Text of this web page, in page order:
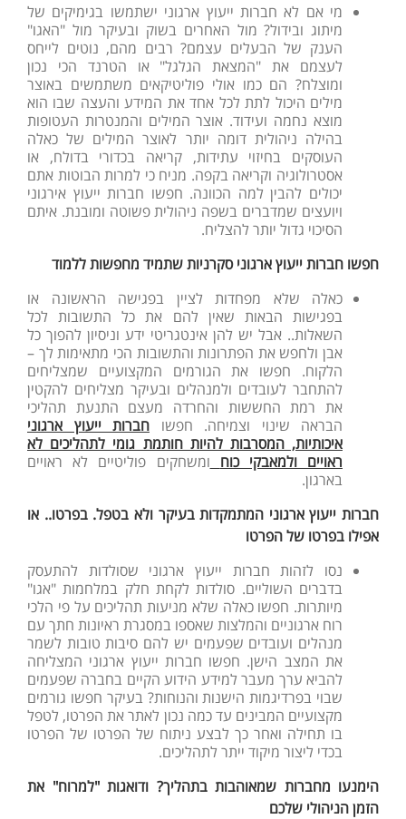
מי אם לא חברות ייעוץ ארגוני ישתמשו בגימיקים של
מיתוג ובידול? מול האחרים בשוק ובעיקר מול "האגו"
הענק של הבעלים עצמם? רבים מהם, נוטים לייחס
לעצמם את "המצאת הגלגל" או הטרנד הכי נכון
ומוצלח? הם כמו אולי פוליטיקאים משתמשים באוצר
מילים היכול לתת לכל אחד את המידע והעצה שבו הוא
מוצא נחמה ועידוד. אוצר המילים והמנטרות העטופות
בהילה ניהולית דומה יותר לאוצר המילים של כאלה
העוסקים בחיזוי עתידות, קריאה בכדורי בדולח, או
אסטרולוגיה וקריאה בקפה. מניח כי למרות הבוטות אתם
יכולים להבין למה הכוונה. חפשו חברות ייעוץ אירגוני
ויועצים שמדברים בשפה ניהולית פשוטה ומובנת. איתם
הסיכוי גדול יותר להצליח.
חפשו חברות ייעוץ ארגוני סקרניות שתמיד מחפשות ללמוד
כאלה שלא מפחדות לציין בפגישה הראשונה או
בפגישות הבאות שאין להם את כל התשובות לכל
השאלות.. אבל יש להן אינטגריטי ידע וניסיון להפוך כל
אבן ולחפש את הפתרונות והתשובות הכי מתאימות לך –
הלקוח. חפשו את הגורמים המקצועיים שמצליחים
להתחבר לעובדים ולמנהלים ובעיקר מצליחים להקטין
את רמת החששות והחרדה מעצם התנעת תהליכי
הבראה שינוי וצמיחה. חפשו חברות ייעוץ ארגוני
איכותיות, המסרבות להיות חותמת גומי לתהליכים לא
ראויים ולמאבקי כוח ומשחקים פוליטיים לא ראויים
בארגון.
חברות ייעוץ ארגוני המתמקדות בעיקר ולא בטפל. בפרטו.. או
אפילו בפרטו של הפרטו
נסו לזהות חברות ייעוץ ארגוני שסולדות להתעסק
בדברים השוליים. סולדות לקחת חלק במלחמות "אגו"
מיותרות. חפשו כאלה שלא מניעות תהליכים על פי הלכי
רוח ארגוניים והמלצות שאספו במסגרת ראיונות חתך עם
מנהלים ועובדים שפעמים יש להם סיבות טובות לשמר
את המצב הישן. חפשו חברות ייעוץ ארגוני המצליחה
להביא ערך מעבר למידע הידוע הקיים בחברה שפעמים
שבוי בפרדיגמות הישנות והנוחות? בעיקר חפשו גורמים
מקצועיים המבינים עד כמה נכון לאתר את הפרטו, לטפל
בו תחילה ואחר כך לבצע ניתוח של הפרטו של הפרטו
בכדי ליצור מיקוד ייתר לתהליכים.
הימנעו מחברות שמאוהבות בתהליך? ודואגות "למרוח" את
הזמן הניהולי שלכם